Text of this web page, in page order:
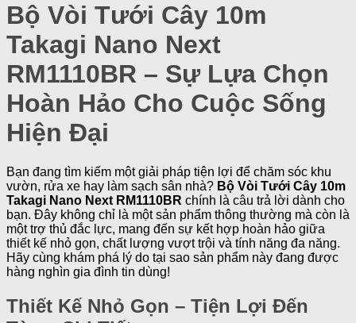
Bộ Vòi Tưới Cây 10m
Takagi Nano Next
RM1110BR – Sự Lựa Chọn
Hoàn Hảo Cho Cuộc Sống
Hiện Đại
Bạn đang tìm kiếm một giải pháp tiện lợi để chăm sóc khu
vườn, rửa xe hay làm sạch sân nhà? Bộ Vòi Tưới Cây 10m
Takagi Nano Next RM1110BR chính là câu trả lời dành cho
bạn. Đây không chỉ là một sản phẩm thông thường mà còn là
một trợ thủ đắc lực, mang đến sự kết hợp hoàn hảo giữa
thiết kế nhỏ gọn, chất lượng vượt trội và tính năng đa năng.
Hãy cùng khám phá lý do tại sao sản phẩm này đang được
hàng nghìn gia đình tin dùng!
Thiết Kế Nhỏ Gọn – Tiện Lợi Đến